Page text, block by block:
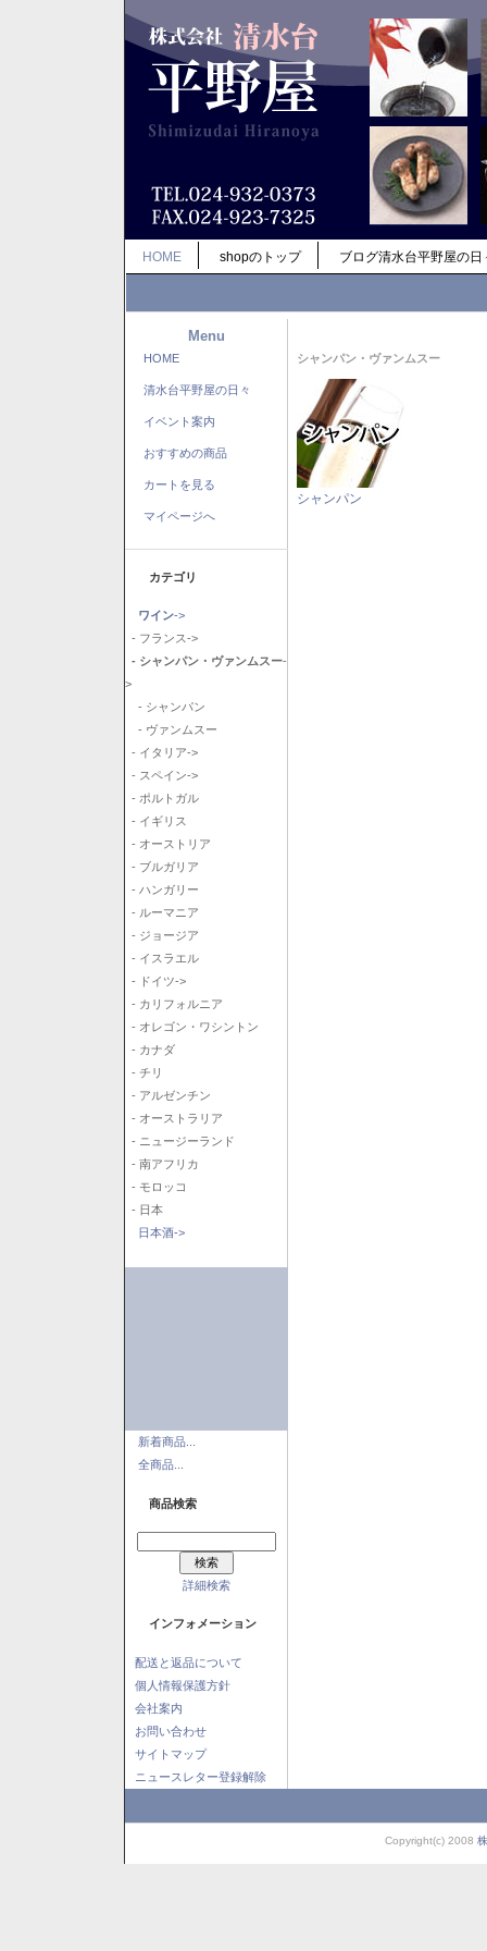
HOME shopのトップ ブログ清水台平野屋の日
Menu
HOME
清水台平野屋の日々
イベント案内
おすすめの商品
カートを見る
マイページへ
カテゴリ
ワイン->
- フランス->
- シャンパン・ヴァンムスー-
>
- シャンパン
- ヴァンムスー
- イタリア->
- スペイン->
- ポルトガル
- イギリス
- オーストリア
- ブルガリア
- ハンガリー
- ルーマニア
- ジョージア
- イスラエル
- ドイツ->
- カリフォルニア
- オレゴン・ワシントン
- カナダ
- チリ
- アルゼンチン
- オーストラリア
- ニュージーランド
- 南アフリカ
- モロッコ
- 日本
日本酒->
新着商品...
全商品...
商品検索
詳細検索
インフォメーション
配送と返品について
個人情報保護方針
会社案内
お問い合わせ
サイトマップ
ニュースレター登録解除
シャンパン・ヴァンムスー
シャンパン
Copyright(c) 2008